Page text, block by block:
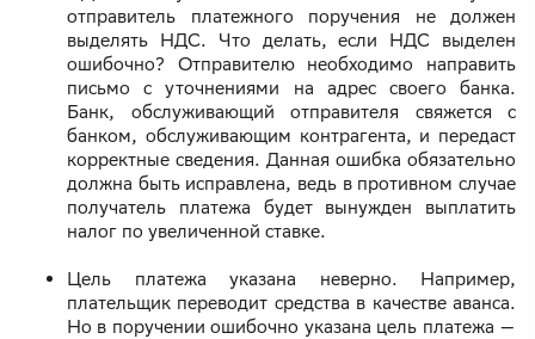
отправитель платежного поручения не должен
выделять НДС. Что делать, если НДС выделен
ошибочно? Отправителю необходимо направить
письмо с уточнениями на адрес своего банка.
Банк, обслуживающий отправителя свяжется с
банком, обслуживающим контрагента, и передаст
корректные сведения. Данная ошибка обязательно
должна быть исправлена, ведь в противном случае
получатель платежа будет вынужден выплатить
налог по увеличенной ставке.
Цель платежа указана неверно. Например,
плательщик переводит средства в качестве аванса.
Но в поручении ошибочно указана цель платежа —